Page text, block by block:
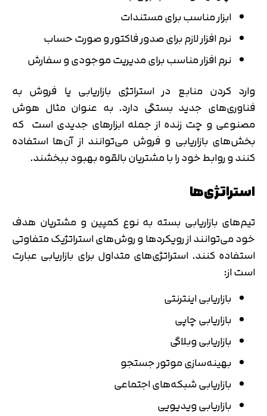
ابزار مناسب برای مستندات
نرم افزار لازم برای صدور فاکتور و صورت حساب
نرم افزار مناسب برای مدیریت موجودی و سفارش
وارد کردن منابع در استراتژی بازاریابی یا فروش به
فناوری‌های جدید بستگی دارد. به عنوان مثال هوش
مصنوعی و چت زنده از جمله ابزارهای جدیدی است که
بخش‌های بازاریابی و فروش می‌توانند از آن‌ها استفاده
کنند و روابط خود را با مشتریان بالقوه بهبود ببخشند.
استراتژی‌ها
تیم‌های بازاریابی بسته به نوع کمپین و مشتریان هدف
خود می‌توانند از رویکردها و روش‌های استراتژیک متفاوتی
استفاده کنند. استراتژی‌های متداول برای بازاریابی عبارت
است از:
بازاریابی اینترنتی
بازاریابی چاپی
بازاریابی وبلاگی
بهینه‌سازی موتور جستجو
بازاریابی شبکه‌های اجتماعی
بازاریابی ویدیویی